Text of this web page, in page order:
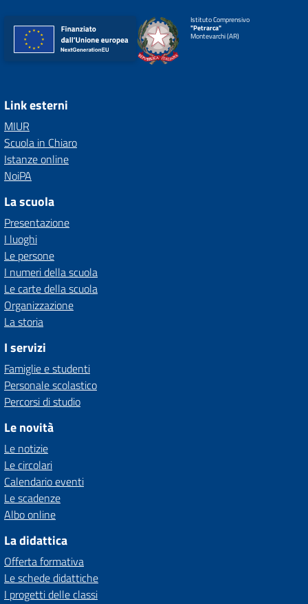
Istituto Comprensivo
"Petrarca"
Montevarchi (AR)
Link esterni
MIUR
Scuola in Chiaro
Istanze online
NoiPA
La scuola
Presentazione
I luoghi
Le persone
I numeri della scuola
Le carte della scuola
Organizzazione
La storia
I servizi
Famiglie e studenti
Personale scolastico
Percorsi di studio
Le novità
Le notizie
Le circolari
Calendario eventi
Le scadenze
Albo online
La didattica
Offerta formativa
Le schede didattiche
I progetti delle classi